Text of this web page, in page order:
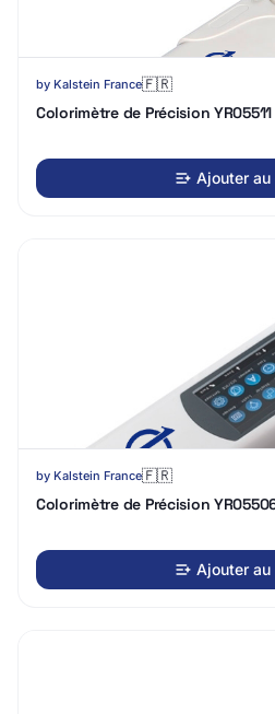
by Kalstein France🇫🇷
Colorimètre de Précision YR05511
Ajouter
by Kalstein France🇫🇷
Colorimètre de Précision
Ajouter